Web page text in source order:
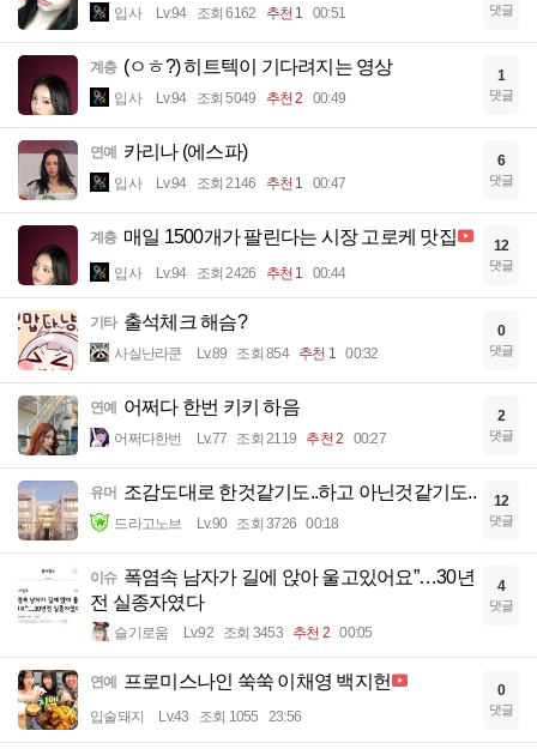
입사 Lv.94 조회 6162 추천 1 00:51 댓글
계층 (ㅇㅎ?) 히트텍이 기다려지는 영상
입사 Lv.94 조회 5049 추천 2 00:49
1
댓글
연예 카리나 (에스파)
입사 Lv.94 조회 2146 추천 1 00:47
6
댓글
계층 매일 1500개가 팔린다는 시장 고로케 맛집
입사 Lv.94 조회 2426 추천 1 00:44
12
댓글
기타 출석체크 해슴?
사실난라쿤 Lv.89 조회 854 추천 1 00:32
0
댓글
연예 어쩌다 한번 키키 하음
어쩌다한번 Lv.77 조회 2119 추천 2 00:27
2
댓글
유머 조감도대로 한것같기도..하고 아닌것같기도..
드라고노브 Lv.90 조회 3726 00:18
12
댓글
이슈 폭염속 남자가 길에 앉아 울고있어요”…30년
전 실종자였다
슬기로움 Lv.92 조회 3453 추천 2 00:05
4
댓글
연예 프로미스나인 쑥쑥 이채영 백지헌
입술돼지 Lv.43 조회 1055 23:56
0
댓글